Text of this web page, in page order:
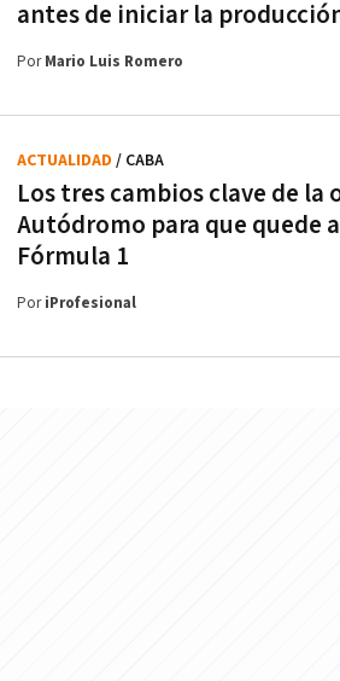
antes de iniciar la
PorMario Luis Romero
Los tres cambios clave de la
Autódromo para que quede
Fórmula 1
ACTUALIDAD / CABA
PoriProfesional